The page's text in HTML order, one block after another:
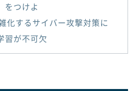
をつけよ
化するサイバー攻撃対策に
習が不可欠